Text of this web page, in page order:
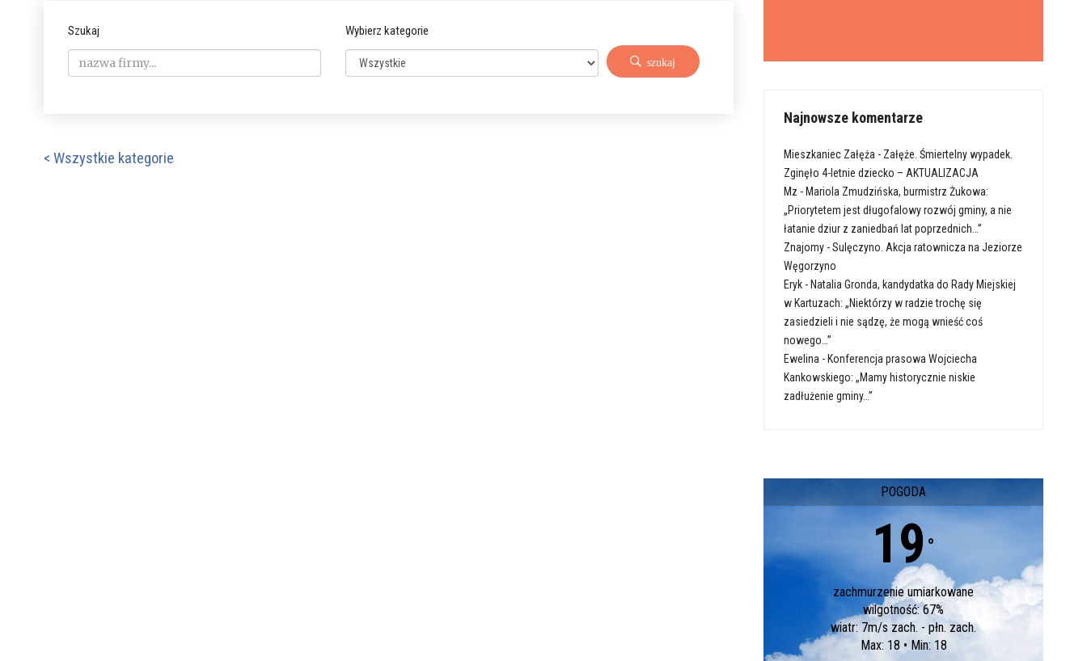
Szukaj Wybierz kategorie
szukaj
< Wszystkie kategorie
Najnowsze komentarze
Mieszkaniec Załęża - Załęże. Śmiertelny wypadek.
Zginęło 4-letnie dziecko – AKTUALIZACJA
Mz - Mariola Zmudzińska, burmistrz Żukowa:
„Priorytetem jest długofalowy rozwój gminy, a nie
łatanie dziur z zaniedbań lat poprzednich…”
Znajomy -Sulęczyno. Akcja ratownicza na Jeziorze
Węgorzyno
Eryk - Natalia Gronda, kandydatka do Rady Miejskiej
w Kartuzach: „Niektórzy w radzie trochę się
zasiedzieli i nie sądzę, że mogą wnieść coś
nowego…”
Ewelina - Konferencja prasowa Wojciecha
Kankowskiego: „Mamy historycznie niskie
zadłużenie gminy…”
POGODA
19 °
zachmurzenie umiarkowane
wilgotność: 67%
wiatr: 7m/s zach. - płn. zach.
Max: 18 • Min: 18